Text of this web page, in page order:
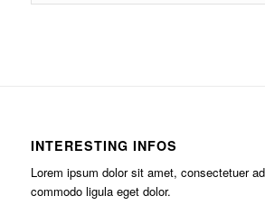
INTERESTING INFOS
Lorem ipsum dolor sit amet, consectetuer
commodo ligula eget dolor.